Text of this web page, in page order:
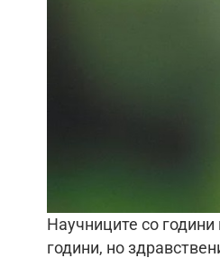
Научниците со
години, но